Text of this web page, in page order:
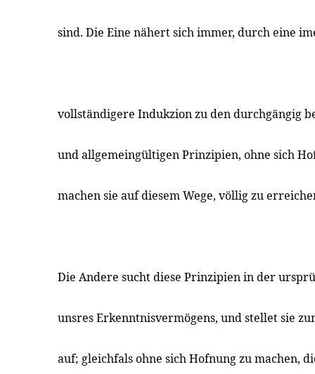
sind. Die Eine nähert sich immer, durch eine
vollständigere Indukzion zu den durchgängig
und allgemeingültigen Prinzipien, ohne sich
machen sie auf diesem Wege, völlig zu
Die Andere sucht diese Prinzipien in der
unsres Erkenntnisvermögens, und stellet sie
auf; gleichfals ohne sich Hofnung zu machen,